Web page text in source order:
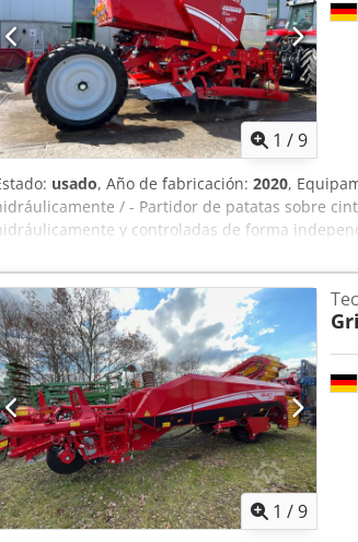
1 /9
usado, Año de fabricación: 2020,
/ - Partidor de patatas sobre
y controladas de forma
plantado / - Vibrador accionado
1 /9